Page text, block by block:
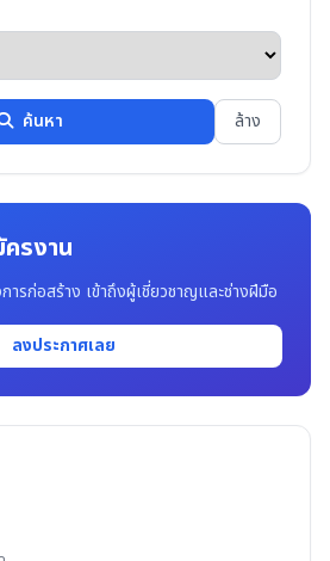
ค้นหา ล้าง
รงาน
รก่อสร้าง เข้าถึงผู้เชี่ยวชาญและช่างฝีมือ
ลงประกาศเลย